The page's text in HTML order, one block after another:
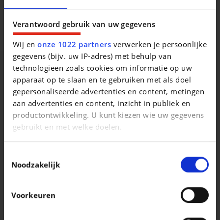
Verantwoord gebruik van uw gegevens
Wij enonze 1022 partners verwerken je persoonlijke
gegevens (bijv. uw IP-adres) met behulp van
technologieën zoals cookies om informatie op uw
apparaat op te slaan en te gebruiken met als doel
gepersonaliseerde advertenties en content, metingen
aan advertenties en content, inzicht in publiek en
productontwikkeling. U kunt kiezen wie uw gegevens
gebruikt en met welke doelen.
Informatie verzamelen over uw geografische
locatie, die tot een paar meter nauwkeurig kan zijn
Uw apparaat identificeren door het actief te
scannen op specifieke eigenschappen
Noodzakelijk
Voorkeuren
Gerestaureerd door Bridport Jaguar rond 1990 Huidige
eigenaar sinds 2005 Neem contact op met onze verkopers
voor meer informatie over deze prachtige oldtimer!
Vergelijkbare voertuigen
11.000 km